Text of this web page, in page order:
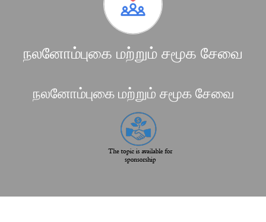
நலனோம்புகை மற்றும் சமூக சேவை
நலனோம்புகை மற்றும் சமூக சேவை